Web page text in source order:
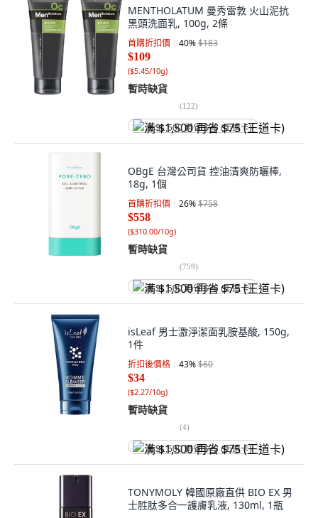
MENTHOLATUM 曼秀雷敦 火山泥抗
黑頭洗面乳, 100g, 2條
首購折扣價 40%$183
$109
($5.45/10g)
暫時缺貨
(122)
满 $1,500 再省 $75 (王道卡)
OBgE 台灣公司貨 控油清爽防曬棒,
18g, 1個
首購折扣價 26%$758
$558
($310.00/10g)
暫時缺貨
(759)
满 $1,500 再省 $75 (王道卡)
isLeaf 男士激淨潔面乳胺基酸, 150g,
1件
折扣後價格 43%$60
$34
($2.27/10g)
暫時缺貨
(4)
满 $1,500 再省 $75 (王道卡)
TONYMOLY 韓國原廠直供 BIO EX 男
士胜肽多合一護膚乳液, 130ml, 1瓶